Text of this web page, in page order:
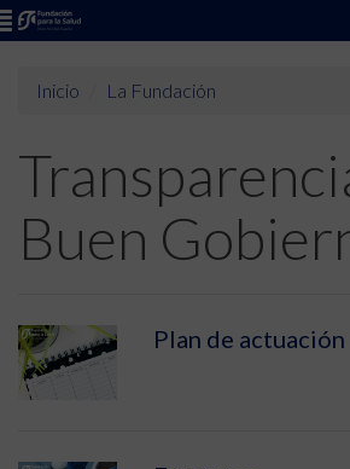
Inicio La Fundación
Buen
Plan de actuación